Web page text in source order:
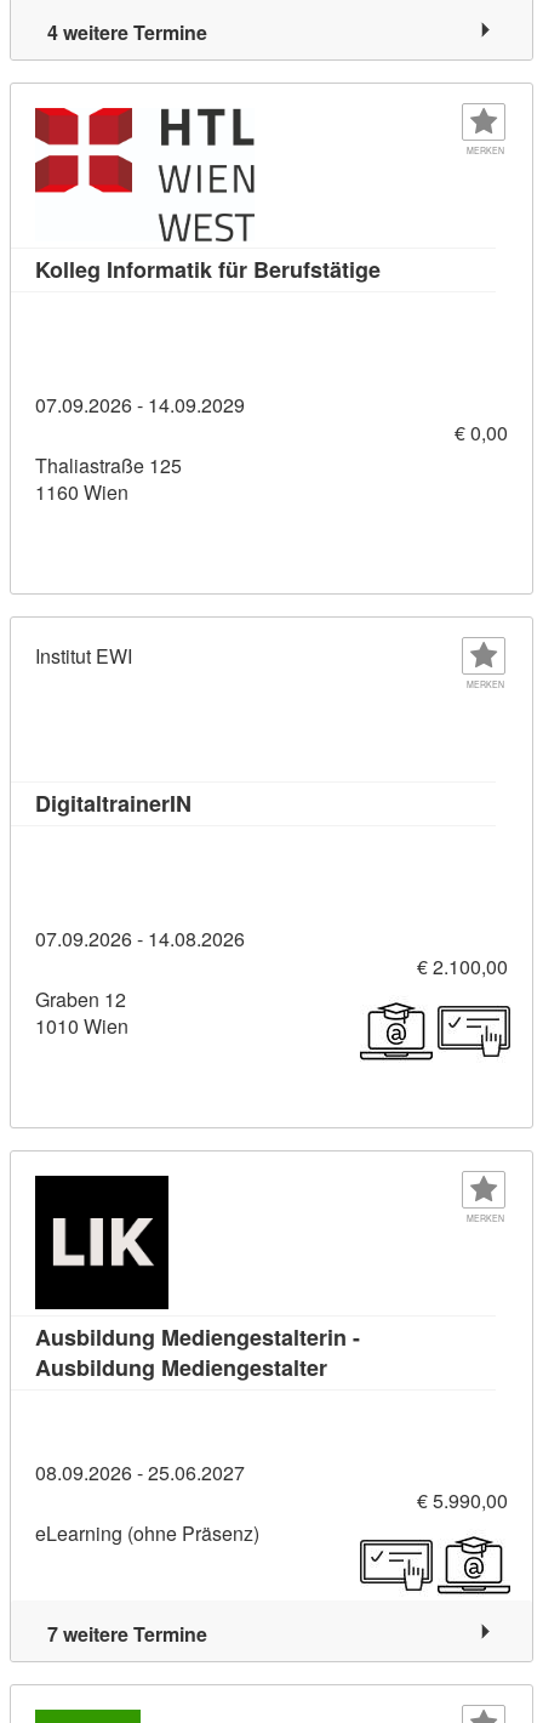
4 weitere Termine
MERKEN
Kolleg Informatik für BerufstätigeKursdetail:
07.09.2026 - 14.09.2029
€ 0,00
Thaliastraße 125
1160 Wien
Institut EWI
MERKEN
DigitaltrainerIN
07.09.2026 - 14.08.2026
€ 2.100,00
Graben 12
1010 Wien
MERKEN
Ausbildung Mediengestalterin -
Ausbildung MediengestalterKursdetail: Ausbildung
08.09.2026 - 25.06.2027
€ 5.990,00
eLearning (ohne Präsenz)
7 weitere Termine